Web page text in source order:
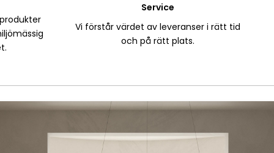
Service
Vi förstår värdet av leveranser i rätt tid
och på rätt plats.